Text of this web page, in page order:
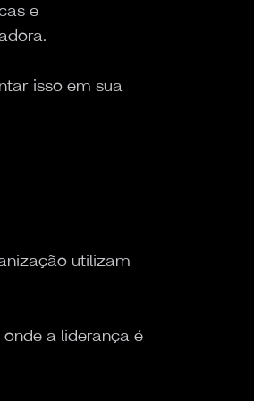
e
isso em sua
utilizam
a liderança é